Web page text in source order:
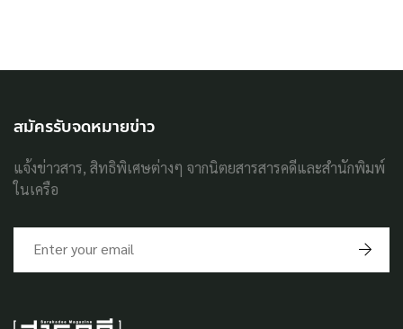
สมัครรับจดหมายข่าว
แจ้งข่าวสาร, สิทธิพิเศษต่างๆ จากนิตยสารสารคดีและสำนักพิมพ์
ในเครือ